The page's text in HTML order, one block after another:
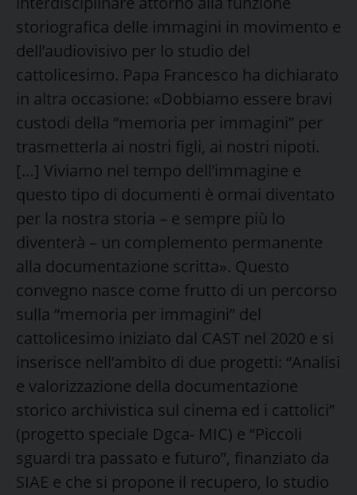
storiografica delle immagini in movimento e
dell’audiovisivo per lo studio del
cattolicesimo. Papa Francesco ha dichiarato
in altra occasione: «Dobbiamo essere bravi
custodi della “memoria per immagini” per
trasmetterla ai nostri figli, ai nostri nipoti.
[…] Viviamo nel tempo dell’immagine e
questo tipo di documenti è ormai diventato
per la nostra storia – e sempre più lo
diventerà – un complemento permanente
alla documentazione scritta». Questo
convegno nasce come frutto di un percorso
sulla “memoria per immagini” del
cattolicesimo iniziato dal CAST nel 2020 e si
inserisce nell’ambito di due progetti: “Analisi
e valorizzazione della documentazione
storico archivistica sul cinema ed i cattolici”
(progetto speciale Dgca- MIC) e “Piccoli
sguardi tra passato e futuro”, finanziato da
SIAE e che si propone il recupero, lo studio